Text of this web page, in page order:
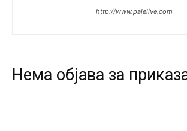
http://www.palelive.com
Нeма објава за